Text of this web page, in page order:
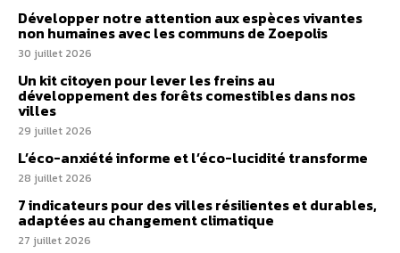
Développer notre attention aux espèces vivantes
non humaines avec les communs de Zoepolis
30 juillet 2026
Un kit citoyen pour lever les freins au
développement des forêts comestibles dans nos
villes
29 juillet 2026
L’éco-anxiété informe et l’éco-lucidité transforme
28 juillet 2026
7 indicateurs pour des villes résilientes et durables,
adaptées au changement climatique
27 juillet 2026